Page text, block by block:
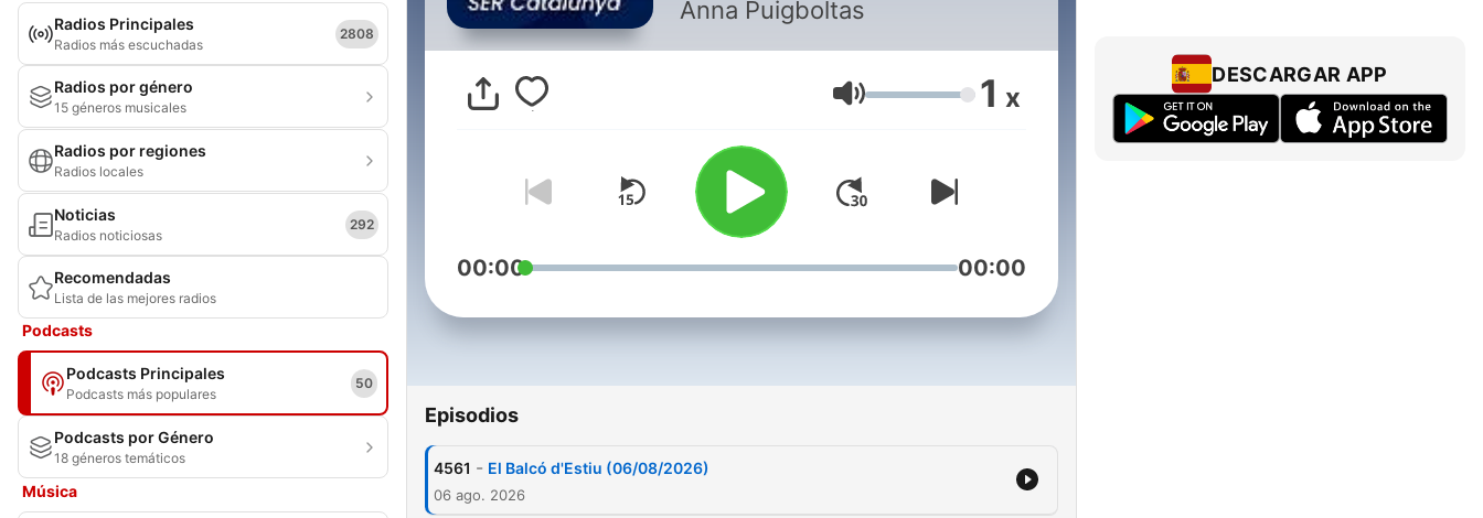
Radios Principales
Radios más escuchadas
2808
Radios por género
15 géneros musicales
Radios por regiones
Radios locales
Noticias
Radios noticiosas
292
Recomendadas
Lista de las mejores radios
Podcasts
Podcasts Principales
Podcasts más populares
50
Podcasts por Género
18 géneros temáticos
Música
Anna Puigboltas
Volumen 1 x
00:00 00:00
Episodios
4561 - El Balcó d'Estiu (06/08/2026)
06 ago. 2026
DESCARGAR APP